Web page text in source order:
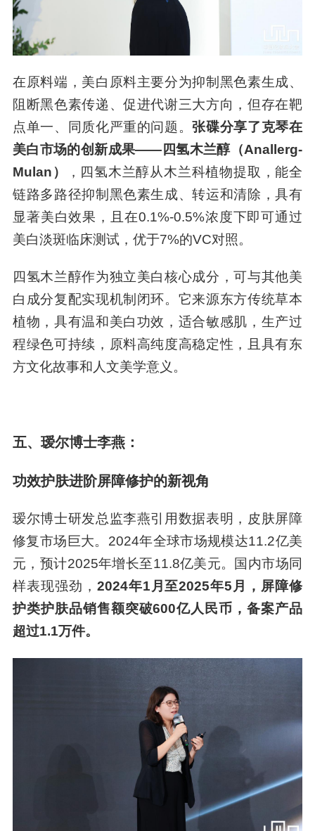
在原料端，美白原料主要分为抑制黑色素生成、
阻断黑色素传递、促进代谢三大方向，但存在靶
点单一、同质化严重的问题。张碟分享了克琴在
美白市场的创新成果——四氢木兰醇（Anallerg-
Mulan）
，四氢木兰醇从木兰科植物提取，能全
链路多路径抑制黑色素生成、转运和清除，具有
显著美白效果，且在0.1%-0.5%浓度下即可通过
美白淡斑临床测试，优于7%的VC对照。
四氢木兰醇作为独立美白核心成分，可与其他美
白成分复配实现机制闭环。它来源东方传统草本
植物，具有温和美白功效，适合敏感肌，生产过
程绿色可持续，原料高纯度高稳定性，且具有东
方文化故事和人文美学意义。
五、瑷尔博士李燕：
功效护肤进阶屏障修护的新视角
瑷尔博士研发总监李燕引用数据表明，皮肤屏障
修复市场巨大。2024年全球市场规模达11.2亿美
元，预计2025年增长至11.8亿美元。国内市场同
样表现强劲， 2024年1月至2025年5月，屏障修
护类护肤品销售额突破600亿人民币，备案产品
超过1.1万件。